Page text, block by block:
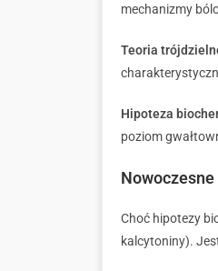
mechanizmy
Teoria
Hipoteza
poziom
Nowoczesne
Choć hipotezy
kalcytoniny).